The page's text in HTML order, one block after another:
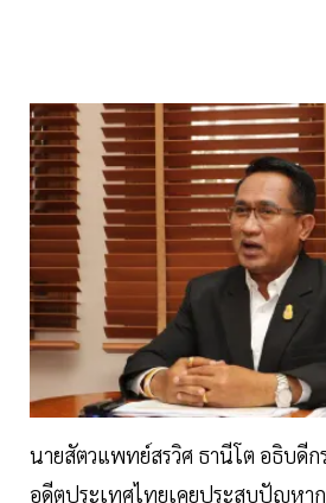
นายสัตวแพทย์สรวิศ ธานีโต อธิบดีก
อดีตประเทศไทยเคยประสบปัญหาก